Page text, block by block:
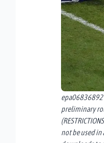
epa06836892
preliminary
not be used